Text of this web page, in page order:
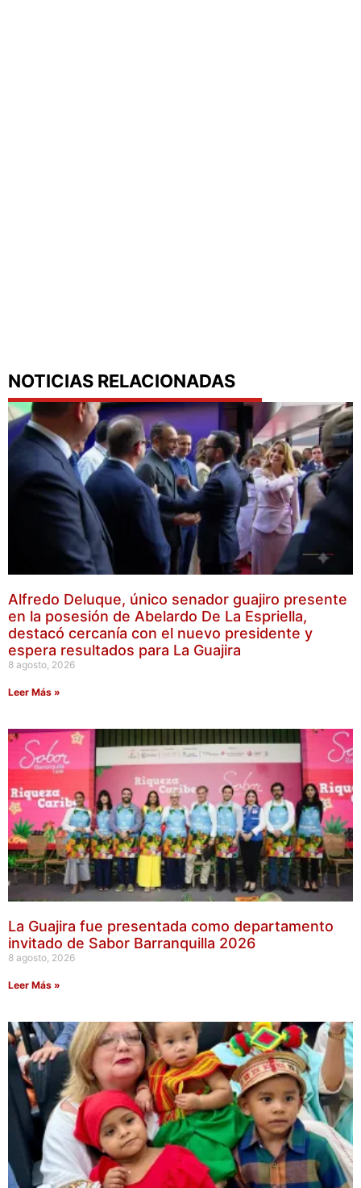
NOTICIAS RELACIONADAS
Alfredo Deluque, único senador guajiro presente
en la posesión de Abelardo De La Espriella,
destacó cercanía con el nuevo presidente y
espera resultados para La Guajira
8 agosto, 2026
Leer Más »
La Guajira fue presentada como departamento
invitado de Sabor Barranquilla 2026
8 agosto, 2026
Leer Más »